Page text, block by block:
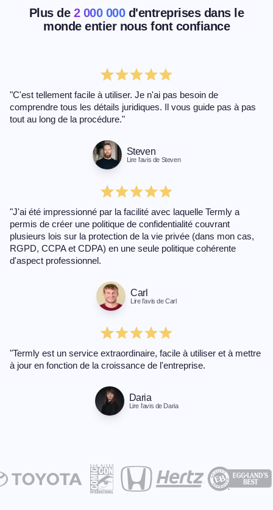
Plus de 2 000 000 d'entreprises dans le
monde entier nous font confiance
"C'est tellement facile à utiliser. Je n'ai pas besoin de
comprendre tous les détails juridiques. Il vous guide pas à pas
tout au long de la procédure."
Steven
Lire l'avis de Steven
"J'ai été impressionné par la facilité avec laquelle Termly a
permis de créer une politique de confidentialité couvrant
plusieurs lois sur la protection de la vie privée (dans mon cas,
RGPD, CCPA et CDPA) en une seule politique cohérente
d'aspect professionnel.
Carl
Lire l'avis de Carl
"Termly est un service extraordinaire, facile à utiliser et à mettre
à jour en fonction de la croissance de l'entreprise.
Daria
Lire l'avis de Daria